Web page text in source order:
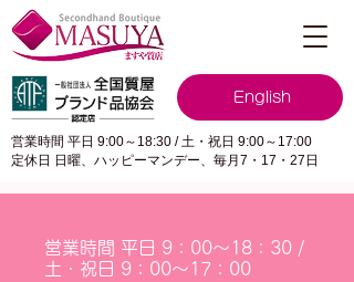
English
営業時間 平日 9:00～18:30 / 土・祝日 9:00～17:00
定休日 日曜、ハッピーマンデー、毎月7・17・27日
営業時間 平日 9：00～18：30 /
土・祝日 9：00～17：00